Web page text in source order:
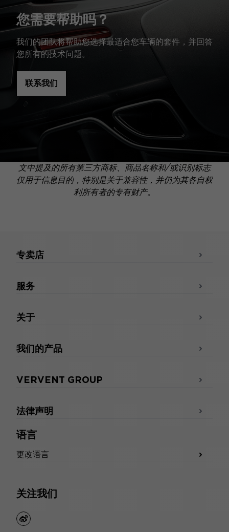
您需要帮助吗？
我们的团队将帮助您选择最适合您车辆的套件，并回答
您所有的技术问题。
联系我们
文中提及的所有第三方商标、商品名称和/或识别标志
仅用于信息目的，特别是关于兼容性，并仍为其各自权
利所有者的专有财产。
语言
更改语言
关注我们
weibo
专卖店
服务
关于
我们的产品
VERVENT GROUP
法律声明